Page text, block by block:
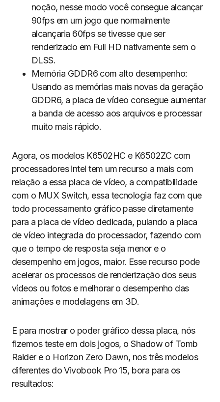
noção, nesse modo você consegue alcançar
90fps em um jogo que normalmente
alcançaria 60fps se tivesse que ser
renderizado em Full HD nativamente sem o
DLSS.
Memória GDDR6 com alto desempenho:
Usando as memórias mais novas da geração
GDDR6, a placa de vídeo consegue aumentar
a banda de acesso aos arquivos e processar
muito mais rápido.
Agora, os modelos K6502HC e K6502ZC com
processadores intel tem um recurso a mais com
relação a essa placa de vídeo, a compatibilidade
com o MUX Switch, essa tecnologia faz com que
todo processamento gráfico passe diretamente
para a placa de vídeo dedicada, pulando a placa
de vídeo integrada do processador, fazendo com
que o tempo de resposta seja menor e o
desempenho em jogos, maior. Esse recurso pode
acelerar os processos de renderização dos seus
vídeos ou fotos e melhorar o desempenho das
animações e modelagens em 3D.
E para mostrar o poder gráfico dessa placa, nós
fizemos teste em dois jogos, o Shadow of Tomb
Raider e o Horizon Zero Dawn, nos três modelos
diferentes do Vivobook Pro 15, bora para os
resultados: